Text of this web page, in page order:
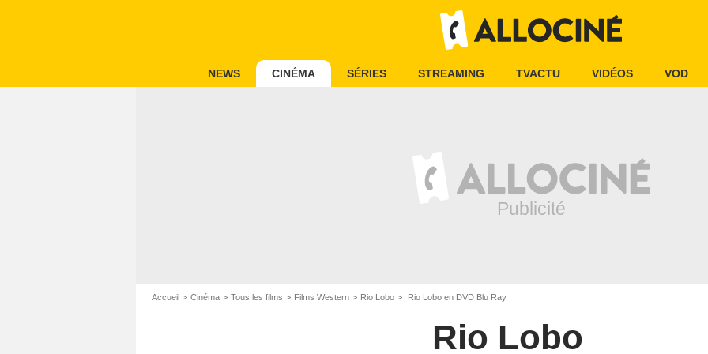
NEWS CINÉMA SÉRIES STREAMING TVACTU VIDÉOS VOD
Accueil Cinéma Tous les films Films Western Rio Lobo Rio Lobo en DVD Blu Ray
Rio Lobo